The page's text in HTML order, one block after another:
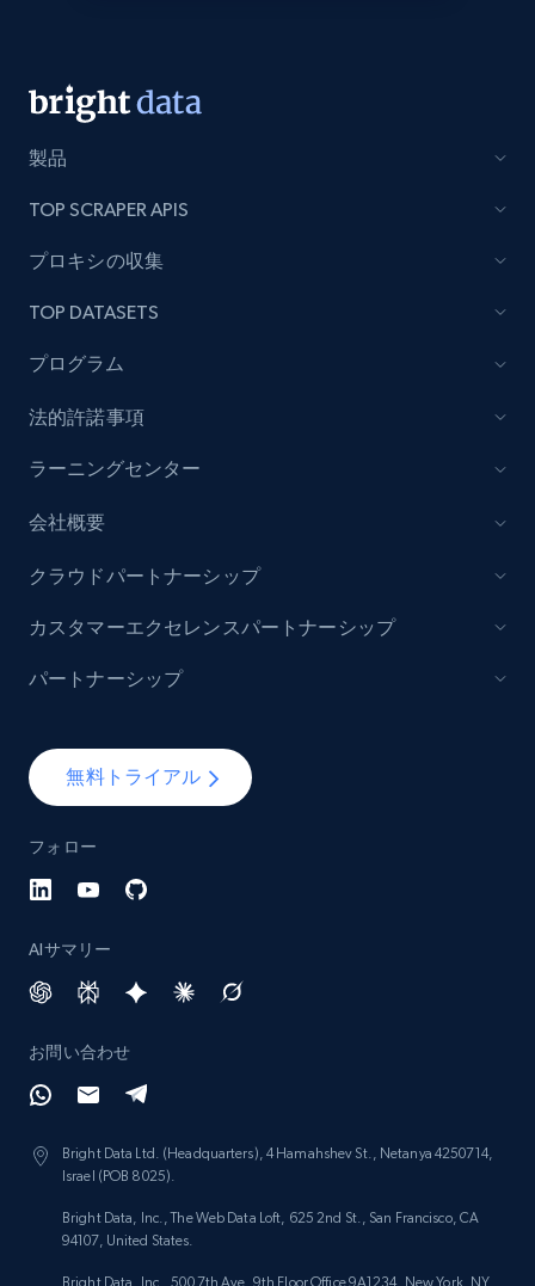
Lowes.com
Model number, Gtin ean pn, Product name, and
991+
Lowes.com - Gather data on products using
Model number, Gtin ean pn, Product name, and
Model number, Gtin ean pn, Product name, and
991+ 162+
Lazada - Products
price, Currency, Stock, and more.
988+ 160+ 今すぐ始める
製品
TOP SCRAPER APIS
プロキシの収集
TOP DATASETS
プログラム
法的許諾事項
ラーニングセンター
会社概要
無料トライアル
フォロー
AIサマリー
お問い合わせ
Bright Data Ltd. (Headquarters), 4 Hamahshev St., Netanya 4250714,
Israel (POB 8025).
Bright Data, Inc., The Web Data Loft, 625 2nd St., San Francisco, CA
94107, United States.
Bright Data, Inc., 500 7th Ave, 9th Floor Office 9A1234, New York, NY
クラウドパートナーシップ
カスタマーエクセレンスパートナーシップ
パートナーシップ